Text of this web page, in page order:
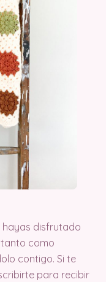
hayas disfrutado
tanto como
contigo. Si te
para recibir